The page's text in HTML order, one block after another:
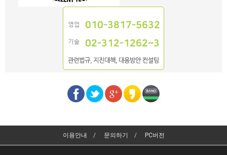
이용안내 문의하기 PC버전